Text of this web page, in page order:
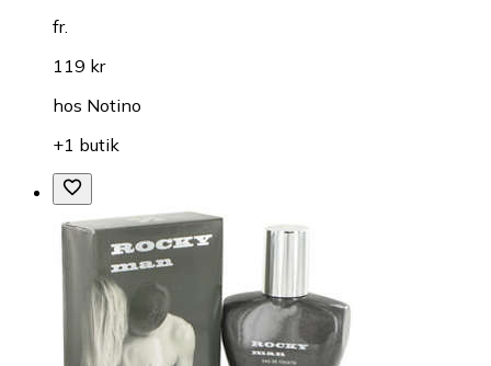
fr.
119 kr
hos Notino
+1 butik